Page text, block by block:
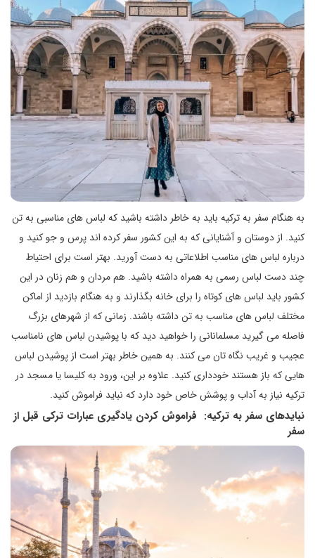
به هنگام سفر به ترکیه باید به خاطر داشته باشید که لباس های مناسبی به تن
کنید. از دوستان و آشنایانی که به این کشور سفر کرده اند پرس و جو کنید و
درباره لباس های مناسب اطلاعاتی به دست آورید. بهتر است برای احتیاط
چند دست لباس رسمی به همراه داشته باشید. هم مردان و هم زنان در این
کشور باید لباس های کوتاه را برای خانه بگذارند و به هنگام بازدید از اماکن
مختلف لباس های مناسب به تن داشته باشند. زمانی که از شهرهای بزرگ
فاصله می گیرید مسلمانانی را خواهید دید که با پوشیدن لباس های نامناسب
عجیب و غریب نگاه تان می کنند. به همین خاطر بهتر است از پوشیدن لباس
هایی که باز هستند خودداری کنید. علاوه بر این، ورود به کلیسا یا مسجد در
ترکیه نیاز به آداب و پوشش خاص خود دارد که نباید فراموش کنید.
نبایدهای سفر به ترکیه: فراموش کردن یادگیری عبارات ترکی قبل از
سفر